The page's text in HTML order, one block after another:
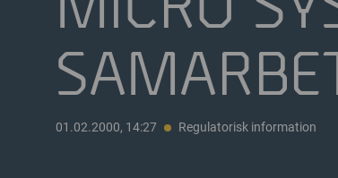
Större aktieägare
Insidertransaktioner
01.02.2000, 14:27 Regulatorisk information